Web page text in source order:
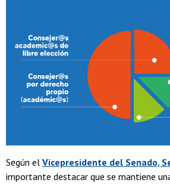
Según el Vicepresidente del Senado,
importante destacar que se mantiene